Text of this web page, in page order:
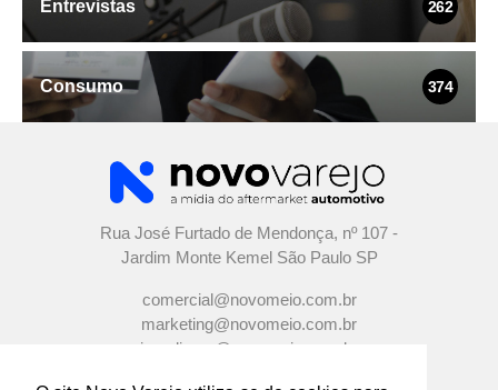
Entrevistas 262
Consumo 374
Rua José Furtado de Mendonça, nº 107 -
Jardim Monte Kemel São Paulo SP
comercial@novomeio.com.br
marketing@novomeio.com.br
jornalismo@novomeio.com.br